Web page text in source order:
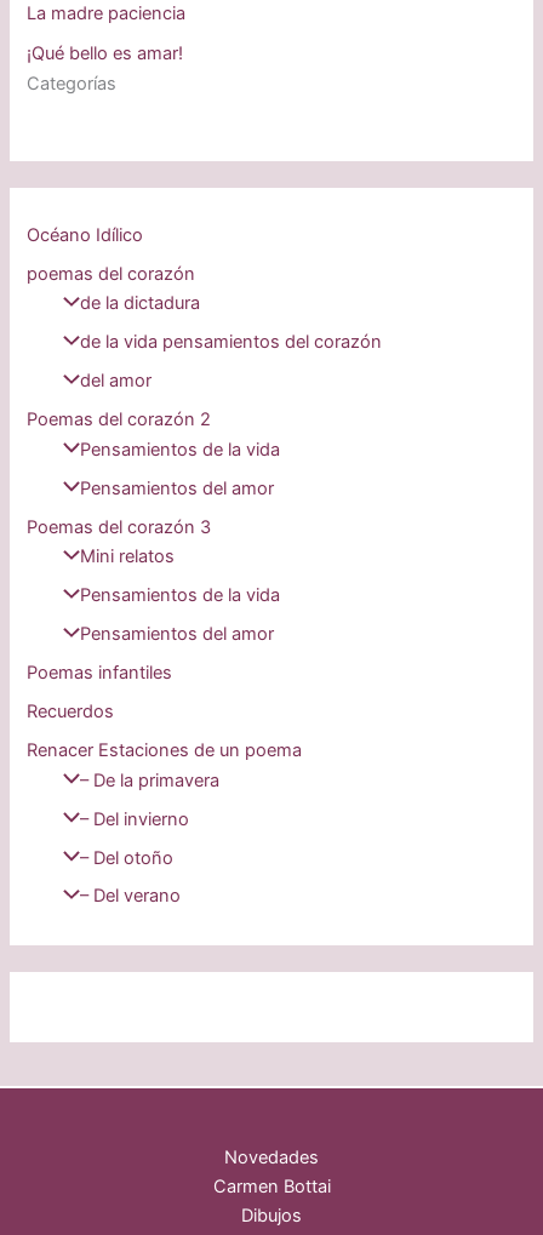
La madre paciencia
¡Qué bello es amar!
Categorías
Océano Idílico
poemas del corazón
de la dictadura
de la vida pensamientos del corazón
del amor
Poemas del corazón 2
Pensamientos de la vida
Pensamientos del amor
Poemas del corazón 3
Mini relatos
Pensamientos de la vida
Pensamientos del amor
Poemas infantiles
Recuerdos
Renacer Estaciones de un poema
– De la primavera
– Del invierno
– Del otoño
– Del verano
Novedades
Carmen Bottai
Dibujos